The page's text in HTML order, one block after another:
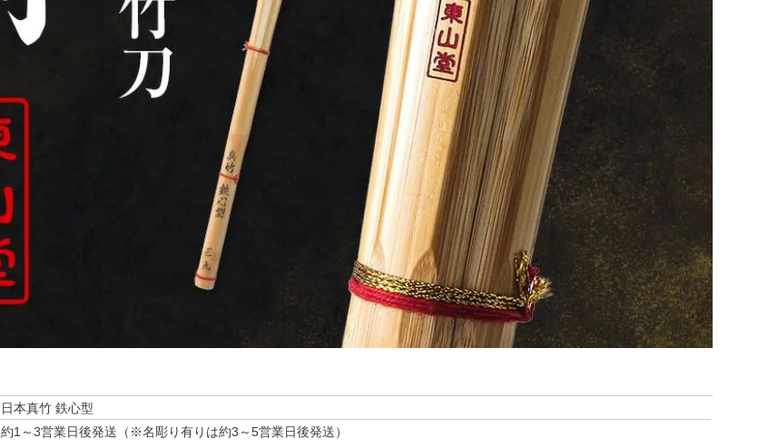
日本真竹 鉄心型
約1～3営業日後発送（※名彫り有りは約3～5営業日後発送）